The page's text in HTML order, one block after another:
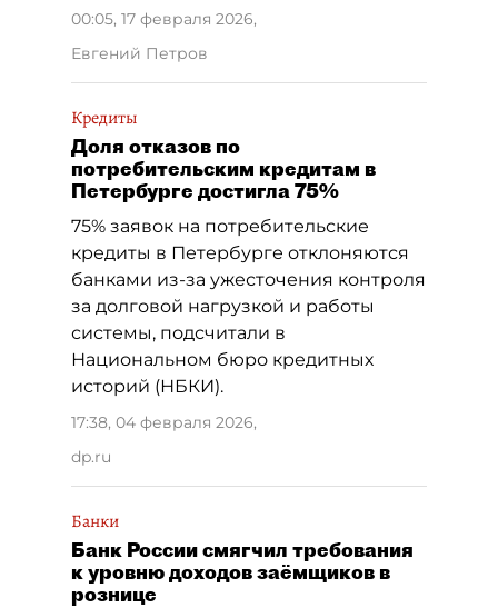
00:05, 17 февраля 2026,
Евгений Петров
Кредиты
Доля отказов по
потребительским кредитам в
Петербурге достигла 75%
75% заявок на потребительские
кредиты в Петербурге отклоняются
банками из-за ужесточения контроля
за долговой нагрузкой и работы
системы, подсчитали в
Национальном бюро кредитных
историй (НБКИ).
17:38, 04 февраля 2026,
dp.ru
Банки
Банк России смягчил требования
к уровню доходов заёмщиков в
рознице